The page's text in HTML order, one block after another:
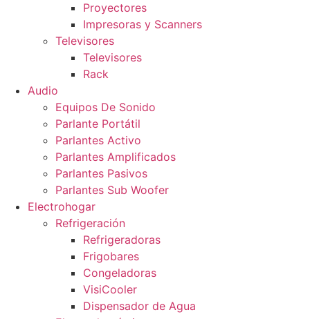
Proyectores
Impresoras y Scanners
Televisores
Televisores
Rack
Audio
Equipos De Sonido
Parlante Portátil
Parlantes Activo
Parlantes Amplificados
Parlantes Pasivos
Parlantes Sub Woofer
Electrohogar
Refrigeración
Refrigeradoras
Frigobares
Congeladoras
VisiCooler
Dispensador de Agua